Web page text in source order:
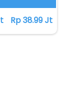
Rp 38.99 Jt